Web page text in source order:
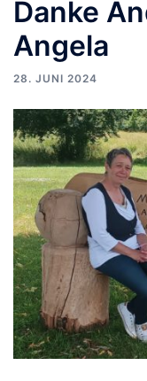
Danke
Angela
28. JUNI 2024